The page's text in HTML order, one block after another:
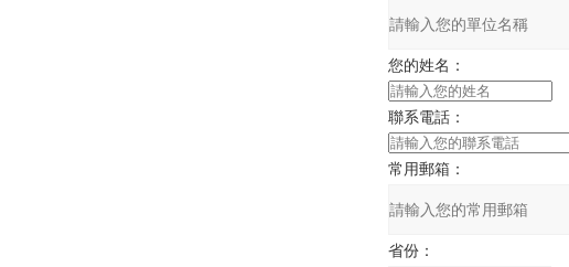
您的姓名：
聯系電話：
常用郵箱：
省份：